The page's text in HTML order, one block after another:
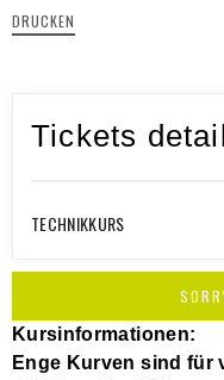
DRUCKEN
Tickets
TECHNIKKURS
Kursinformationen:
Enge Kurven sind für